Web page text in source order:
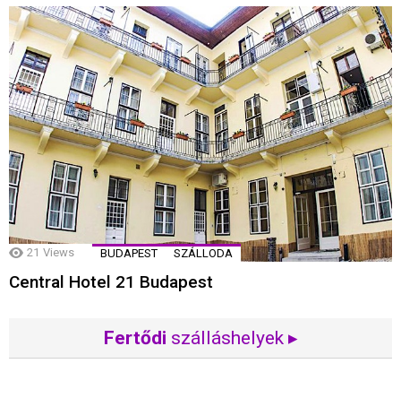
21 Views BUDAPEST SZÁLLODA
Central Hotel 21 Budapest
Fertődi szálláshelyek ▸